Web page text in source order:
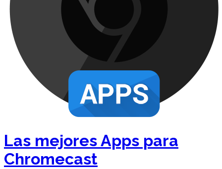
Las mejores Apps para
Chromecast